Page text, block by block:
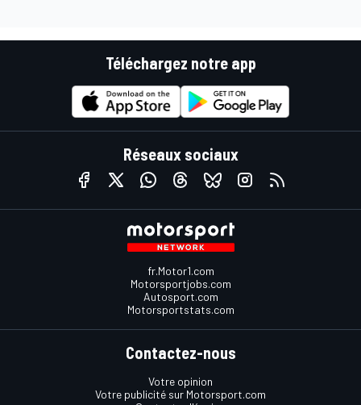
Téléchargez notre app
Réseaux sociaux
fr.Motor1.com
Motorsportjobs.com
Autosport.com
Motorsportstats.com
Contactez-nous
Votre opinion
Votre publicité sur Motorsport.com